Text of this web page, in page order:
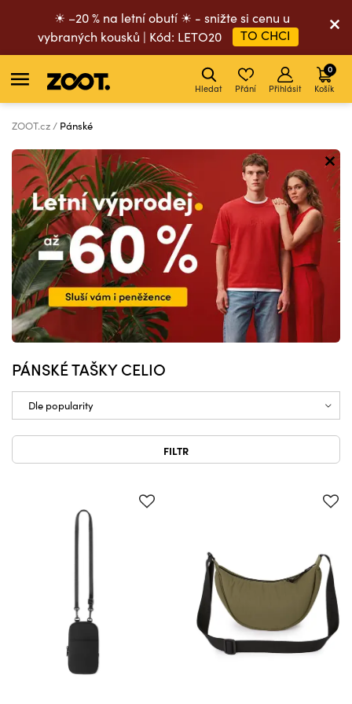
☀ –20 % na letní obutí ☀ - snižte si cenu u
vybraných kousků | Kód: LETO20
TO CHCI
Hledat Přání Přihlásit Košík
0
ZOOT.cz Pánské
PÁNSKÉ TAŠKY CELIO
FILTR